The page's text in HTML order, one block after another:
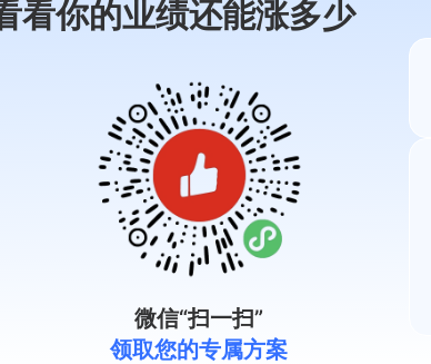
看你的业绩还能涨多少
微信“扫一扫”
领取您的专属方案
-门店销量月增50%
下，做深会员运营，实现门店持续增量。
沉淀用户6万
，通过主题活动和标签圈层精准运营会员提升转化。
相关的报告